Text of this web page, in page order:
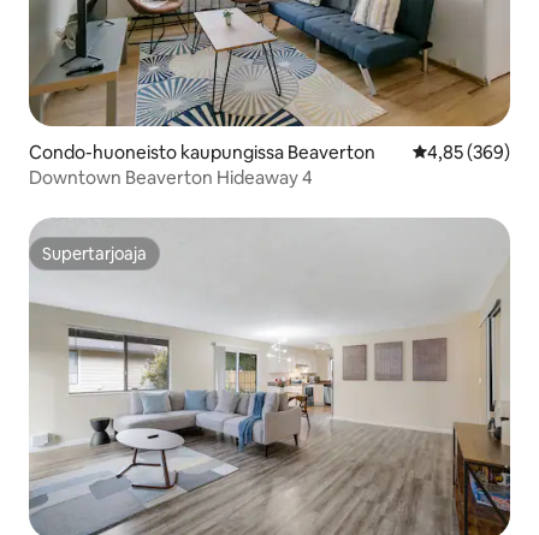
Condo-huoneisto kaupungissa Beaverton
4,85 (369)
Downtown Beaverton Hideaway 4
Supertarjoaja
Supertarjoaja